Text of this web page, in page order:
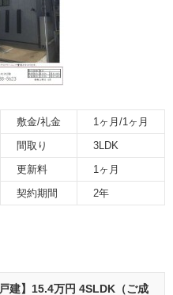
敷金/礼金
1ヶ月/1ヶ月
間取り
3LDK
更新料
1ヶ月
契約期間 2年
建】15.4万円 4SLDK（ご成